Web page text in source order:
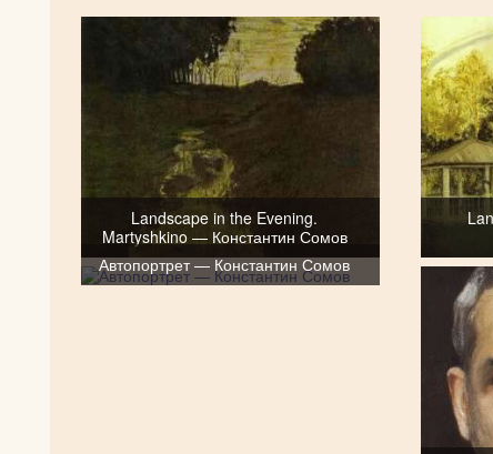
Landscape in the Evening.
Martyshkino — Константин Сомов
Автопортрет — Константин Сомов